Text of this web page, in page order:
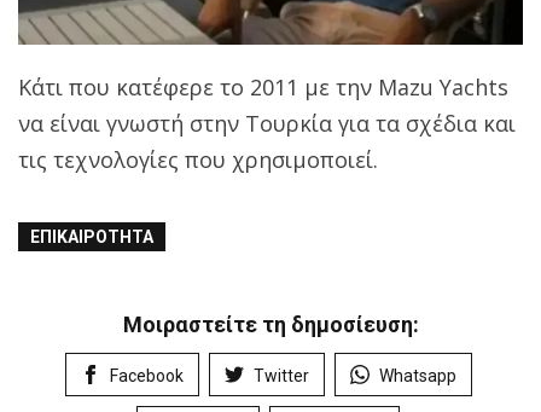
Κάτι που κατέφερε το 2011 με την Mazu Yachts
να είναι γνωστή στην Τουρκία για τα σχέδια και
τις τεχνολογίες που χρησιμοποιεί.
ΕΠΙΚΑΙΡΌΤΗΤΑ
Μοιραστείτε τη δημοσίευση:
Facebook Twitter Whatsapp